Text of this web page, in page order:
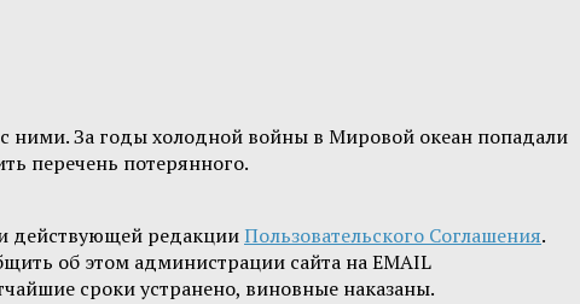
ними. За годы холодной войны в Мировой океан попадали
перечень потерянного.
действующей редакцииПользовательского Соглашения.
об этом администрации сайта на EMAIL
сроки устранено, виновные наказаны.